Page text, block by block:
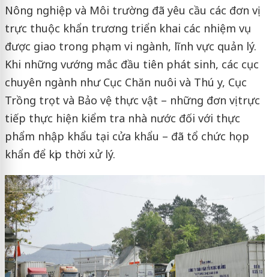
Nông nghiệp và Môi trường đã yêu cầu các đơn vị
trực thuộc khẩn trương triển khai các nhiệm vụ
được giao trong phạm vi ngành, lĩnh vực quản lý.
Khi những vướng mắc đầu tiên phát sinh, các cục
chuyên ngành như Cục Chăn nuôi và Thú y, Cục
Trồng trọt và Bảo vệ thực vật – những đơn vị trực
tiếp thực hiện kiểm tra nhà nước đối với thực
phẩm nhập khẩu tại cửa khẩu – đã tổ chức họp
khẩn để kịp thời xử lý.